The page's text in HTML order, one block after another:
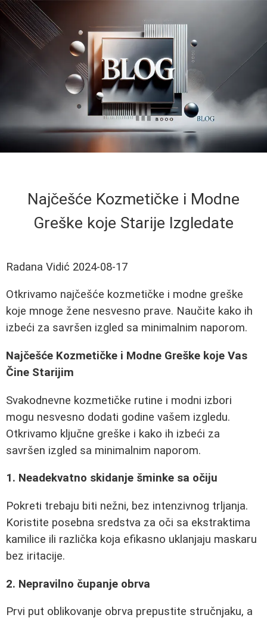
Najčešće Kozmetičke i Modne
Greške koje Starije Izgledate
Radana Vidić 2024-08-17
Otkrivamo najčešće kozmetičke i modne greške
koje mnoge žene nesvesno prave. Naučite kako ih
izbeći za savršen izgled sa minimalnim naporom.
Najčešće Kozmetičke i Modne Greške koje Vas
Čine Starijim
Svakodnevne kozmetičke rutine i modni izbori
mogu nesvesno dodati godine vašem izgledu.
Otkrivamo ključne greške i kako ih izbeći za
savršen izgled sa minimalnim naporom.
1. Neadekvatno skidanje šminke sa očiju
Pokreti trebaju biti nežni, bez intenzivnog trljanja.
Koristite posebna sredstva za oči sa ekstraktima
kamilice ili različka koja efikasno uklanjaju maskaru
bez iritacije.
2. Nepravilno čupanje obrva
Prvi put oblikovanje obrva prepustite stručnjaku, a